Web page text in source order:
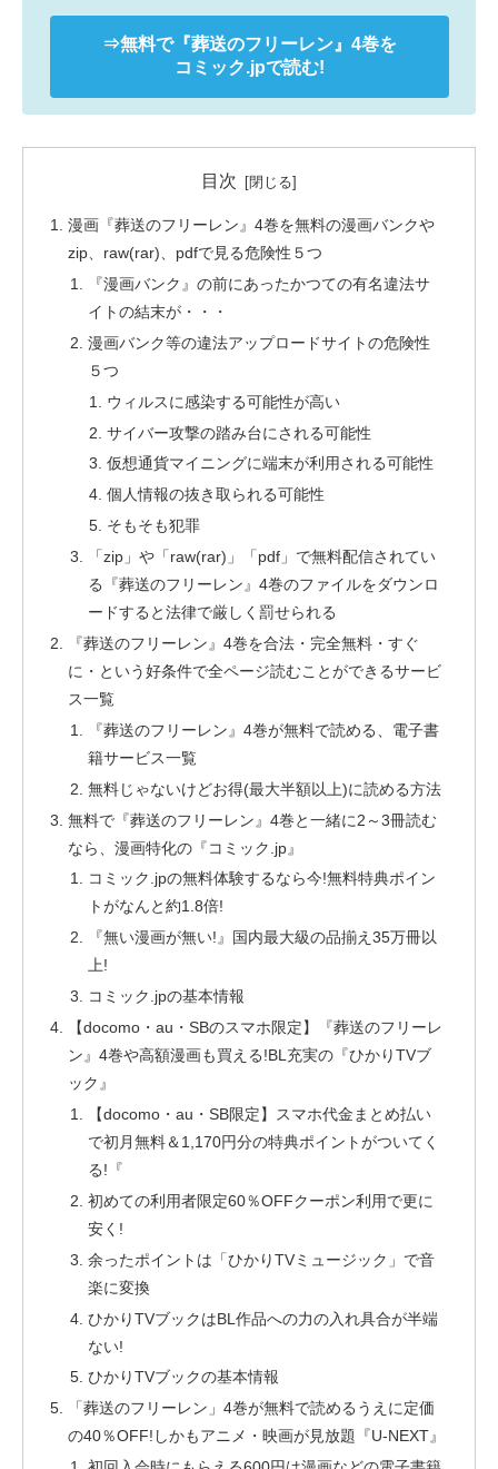
⇒無料で『葬送のフリーレン』 4巻を
コミック.jpで読む!
目次
漫画『葬送のフリーレン』4巻を無料の漫画バンクや
zip、raw(rar)、pdfで見る危険性５つ
『漫画バンク』の前にあったかつての有名違法サ
イトの結末が・・・
漫画バンク等の違法アップロードサイトの危険性
５つ
ウィルスに感染する可能性が高い
サイバー攻撃の踏み台にされる可能性
仮想通貨マイニングに端末が利用される可能性
個人情報の抜き取られる可能性
そもそも犯罪
「zip」や「raw(rar)」「pdf」で無料配信されてい
る『葬送のフリーレン』4巻のファイルをダウンロ
ードすると法律で厳しく罰せられる
『葬送のフリーレン』4巻を合法・完全無料・すぐ
に・という好条件で全ページ読むことができるサービ
ス一覧
『葬送のフリーレン』4巻が無料で読める、電子書
籍サービス一覧
無料じゃないけどお得(最大半額以上)に読める方法
無料で『葬送のフリーレン』4巻と一緒に2～3冊読む
なら、漫画特化の『コミック.jp』
コミック.jpの無料体験するなら今!無料特典ポイン
トがなんと約1.8倍!
『無い漫画が無い!』国内最大級の品揃え35万冊以
上!
コミック.jpの基本情報
【docomo・au・SBのスマホ限定】『葬送のフリーレ
ン』4巻や高額漫画も買える!BL充実の『ひかりTVブ
ック』
【docomo・au・SB限定】スマホ代金まとめ払い
で初月無料＆1,170円分の特典ポイントがついてく
る!『
初めての利用者限定60％OFFクーポン利用で更に
安く!
余ったポイントは「ひかりTVミュージック」で音
楽に変換
ひかりTVブックはBL作品への力の入れ具合が半端
ない!
ひかりTVブックの基本情報
「葬送のフリーレン」4巻が無料で読めるうえに定価
の40％OFF!しかもアニメ・映画が見放題『U-NEXT』